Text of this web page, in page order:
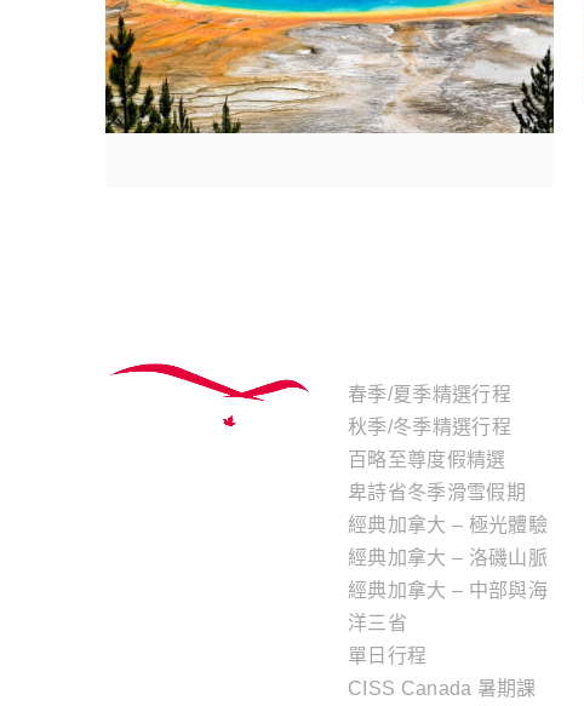
春季/夏季精選行程
秋季/冬季精選行程
百略至尊度假精選
卑詩省冬季滑雪假期
經典加拿大 – 極光體驗
經典加拿大 – 洛磯山脈
經典加拿大 – 中部與海
洋三省
單日行程
CISS Canada 暑期課